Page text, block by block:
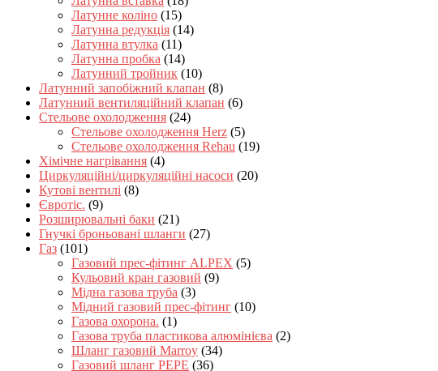
Латунне коліно (15)
Латунна редукція (14)
Латунна втулка (11)
Латунна пробка (14)
Латунний тройник (10)
Латунний запобіжний клапан (8)
Латунний вентиляційний клапан (6)
Стельове охолодження (24)
Стельове охолодження Herz (5)
Стельове охолодження Rehau (19)
Хімічне нагрівання (4)
Циркуляційні/циркуляційні насоси (20)
Кутові вентилі (8)
Євротіс. (9)
Розширювальні баки (21)
Гнучкі броньовані шланги (27)
Газ (101)
Газовий прес-фітинг ALPEX (5)
Кульовий кран газовий (9)
Мідна газова труба (3)
Мідний газовий прес-фітинг (10)
Газова охорона. (1)
Газова труба пластикова алюмінієва (2)
Шланг газовий Marroy (34)
Газовий шланг PEPE (36)